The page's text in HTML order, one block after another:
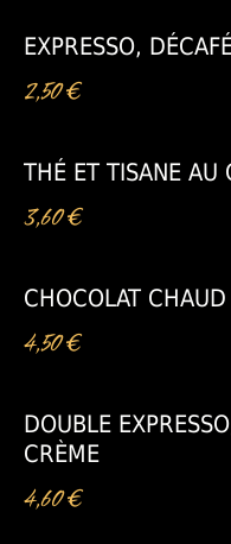
EXPRESSO,
2,50 €
THÉ ET TISANE AU
3,60 €
CHOCOLAT CHAUD
4,50 €
DOUBLE
CRÈME
4,60 €